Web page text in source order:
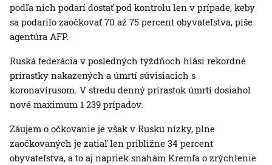
podľa nich podarí dostať pod kontrolu len v prípade, keby
sa podarilo zaočkovať 70 až 75 percent obyvateľstva, píše
agentúra AFP.
Ruská federácia v posledných týždňoch hlási rekordné
prírastky nakazených a úmrtí súvisiacich s
koronavírusom. V stredu denný prírastok úmrtí dosiahol
nové maximum 1 239 prípadov.
Záujem o očkovanie je však v Rusku nízky, plne
zaočkovaných je zatiaľ len približne 34 percent
obyvateľstva, a to aj napriek snahám Kremľa o zrýchlenie